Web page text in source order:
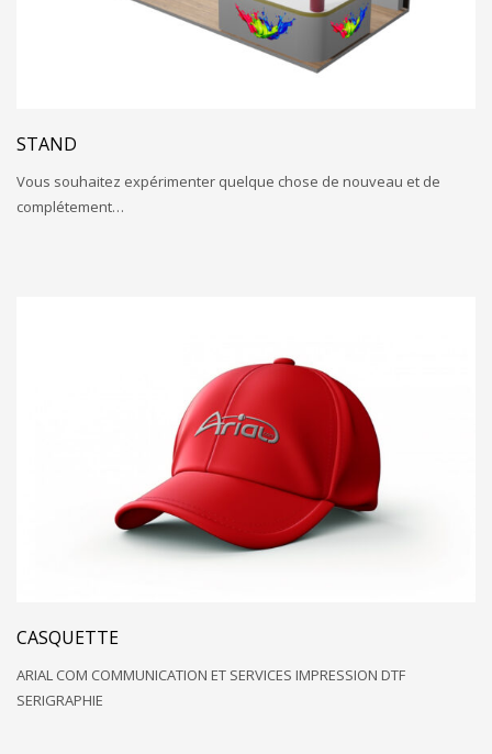
STAND
Vous souhaitez expérimenter quelque chose de nouveau et de
complétement…
CASQUETTE
ARIAL COM COMMUNICATION ET SERVICES IMPRESSION DTF
SERIGRAPHIE